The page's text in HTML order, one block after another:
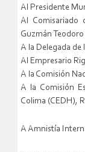
Al Presidente
Al Comisariado
Guzmán Teodoro
A la Delegada de
Al Empresario
A la Comisión
A la Comisión
Colima (CEDH),
A Amnistía